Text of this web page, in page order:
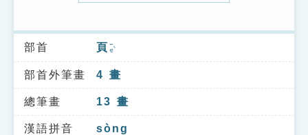
索引選單
知識索引
單字索引
生命大百科索引
部首 頁 ㄧㄝˋ
部首外筆畫 4 畫
總筆畫 13 畫
漢語拼音 sòng